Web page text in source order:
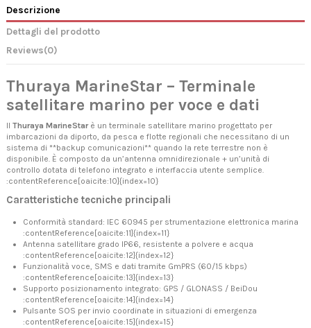
Descrizione
Dettagli del prodotto
Reviews(0)
Thuraya MarineStar – Terminale
satellitare marino per voce e dati
Il Thuraya MarineStarè un terminale satellitare marino progettato per
imbarcazioni da diporto, da pesca e flotte regionali che necessitano di un
sistema di **backup comunicazioni** quando la rete terrestre non è
disponibile. È composto da un’antenna omnidirezionale + un’unità di
controllo dotata di telefono integrato e interfaccia utente semplice.
:contentReference[oaicite:10]{index=10}
Caratteristiche tecniche principali
Conformità standard: IEC 60945 per strumentazione elettronica marina
:contentReference[oaicite:11]{index=11}
Antenna satellitare grado IP66, resistente a polvere e acqua
:contentReference[oaicite:12]{index=12}
Funzionalità voce, SMS e dati tramite GmPRS (60/15 kbps)
:contentReference[oaicite:13]{index=13}
Supporto posizionamento integrato: GPS / GLONASS / BeiDou
:contentReference[oaicite:14]{index=14}
Pulsante SOS per invio coordinate in situazioni di emergenza
:contentReference[oaicite:15]{index=15}